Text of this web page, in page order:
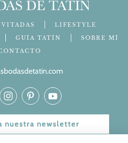
LIFESTYLE
GUÍA TATÍN
SOBRE MÍ
nuestra newsletter